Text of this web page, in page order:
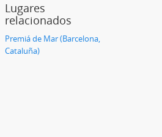
Lugares
relacionados
Premiá de Mar (Barcelona,
Cataluña)